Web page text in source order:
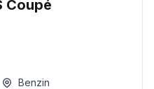
Coupé
Benzin